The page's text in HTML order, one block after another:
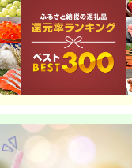
手焼き 備
料さいと
数量限定 テ
13-1a＞